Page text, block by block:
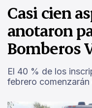
Casi cien
anotaron
Bomberos
El 40 % de los
febrero